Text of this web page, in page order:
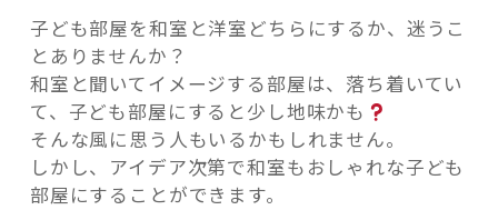
記事検索
子ども部屋を和室と洋室どちらにするか、迷うこ
とありませんか？
和室と聞いてイメージする部屋は、落ち着いてい
て、子ども部屋にすると少し地味かも
そんな風に思う人もいるかもしれません。
しかし、アイデア次第で和室もおしゃれな子ども
部屋にすることができます。